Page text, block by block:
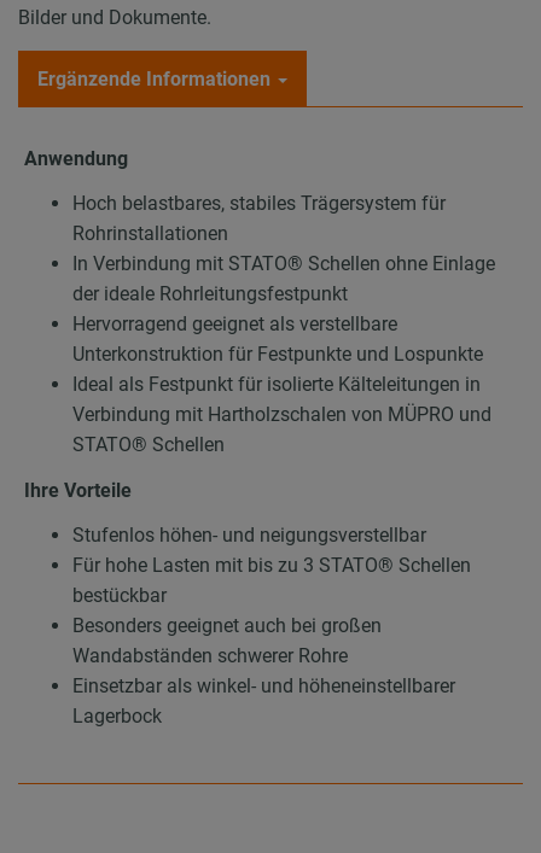
Bilder und Dokumente.
Ergänzende Informationen
Anwendung
Hoch belastbares, stabiles Trägersystem für
Rohrinstallationen
In Verbindung mit STATO® Schellen ohne Einlage
der ideale Rohrleitungsfestpunkt
Hervorragend geeignet als verstellbare
Unterkonstruktion für Festpunkte und Lospunkte
Ideal als Festpunkt für isolierte Kälteleitungen in
Verbindung mit Hartholzschalen von MÜPRO und
STATO® Schellen
Ihre Vorteile
Stufenlos höhen- und neigungsverstellbar
Für hohe Lasten mit bis zu 3 STATO® Schellen
bestückbar
Besonders geeignet auch bei großen
Wandabständen schwerer Rohre
Einsetzbar als winkel- und höheneinstellbarer
Lagerbock